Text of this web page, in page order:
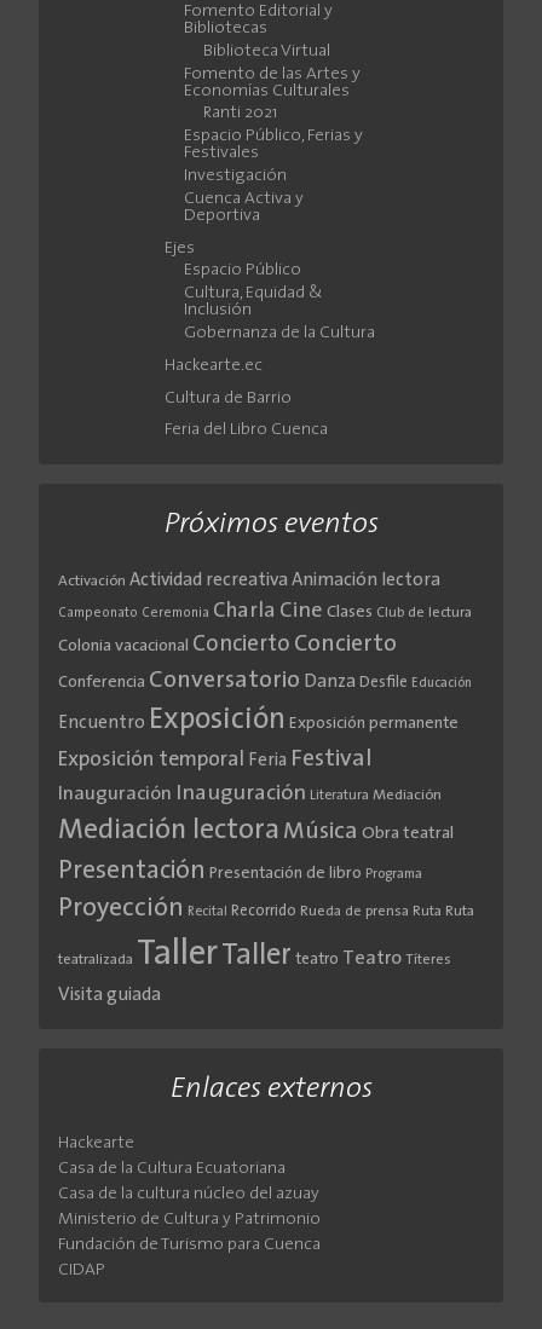
Fomento Editorial y
Bibliotecas
Biblioteca Virtual
Fomento de las Artes y
Economías Culturales
Ranti 2021
Espacio Público, Ferias y
Festivales
Investigación
Cuenca Activa y
Deportiva
Ejes
Espacio Público
Cultura, Equidad &
Inclusión
Gobernanza de la Cultura
Hackearte.ec
Cultura de Barrio
Feria del Libro Cuenca
Próximos eventos
Activación Actividad recreativa Animación lectora
Campeonato Ceremonia Charla Cine Clases Club de lectura
Colonia vacacional Concierto Concierto
Conferencia Conversatorio Danza Desfile Educación
Encuentro Exposición Exposición permanente
Exposición temporal Feria Festival
Inauguración Inauguración Literatura Mediación
Mediación lectora Música Obra teatral
Presentación Presentación de libro Programa
Proyección Recital Recorrido Rueda de prensa Ruta Ruta
teatralizada TallerTaller teatro Teatro Títeres
Visita guiada
Enlaces externos
Hackearte
Casa de la Cultura Ecuatoriana
Casa de la cultura núcleo del azuay
Ministerio de Cultura y Patrimonio
Fundación de Turismo para Cuenca
CIDAP